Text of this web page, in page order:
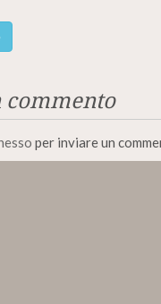
commento
per inviare un